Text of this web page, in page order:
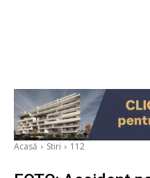
Acasă Stiri 112